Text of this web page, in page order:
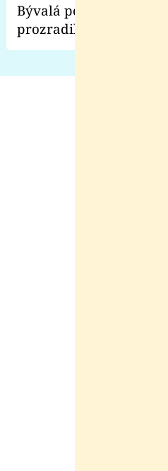
Bývalá pornoherečka
prozradila, co ji
natáčení Euforie.